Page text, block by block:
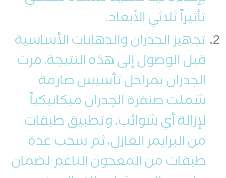
تأثيراً ثلاثي الأبعاد.
تجهيز الجدران والدهانات الأساسية
قبل الوصول إلى هذه النتيجة، مرت
الجدران بمراحل تأسيس صارمة
شملت صنفرة الجدران ميكانيكياً
لإزالة أي شوائب، وتطبيق طبقات
من البرايمر العازل، ثم سحب عدة
طبقات من المعجون الناعم لضمان